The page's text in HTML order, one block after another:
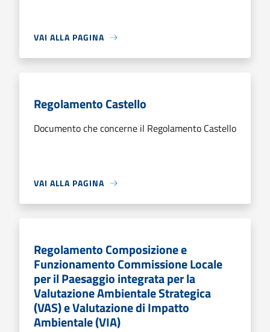
VAI ALLA PAGINA
Regolamento Castello
Documento che concerne il Regolamento Castello
VAI ALLA PAGINA
Regolamento Composizione e
Funzionamento Commissione Locale
per il Paesaggio integrata per la
Valutazione Ambientale Strategica
(VAS) e Valutazione di Impatto
Ambientale (VIA)